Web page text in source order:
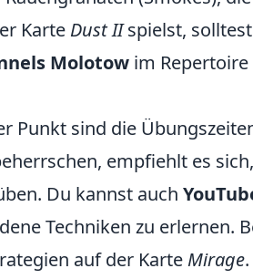
Karte Dust IIspielst,
Molotow im
Punkt sind die
empfiehlt es
Du kannst auch
Techniken zu erlernen.
auf der Karte Mirage